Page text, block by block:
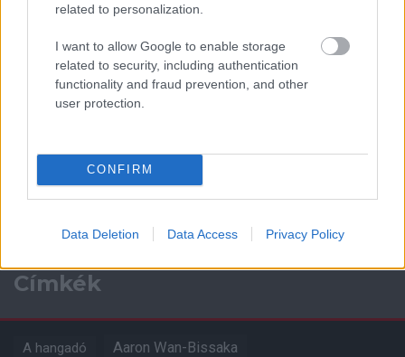
related to personalization.
I want to allow Google to enable storage
related to security, including authentication
functionality and fraud prevention, and other
user protection.
CONFIRM
Data Deletion Data Access Privacy Policy
a ManUtdFanatics.hu működését!
Kapcsolódó hírek
Címkék
A hangadó Aaron Wan-Bissaka